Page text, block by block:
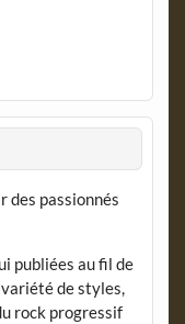
des passionnés
publiées au fil de
de styles,
rock progressif